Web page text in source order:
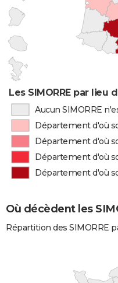
Les SIMORRE par lieu
Aucun SIMORRE
Département d'où
Département d'où
Département d'où
Département d'où
Où décèdent les
Répartition des SIMORRE